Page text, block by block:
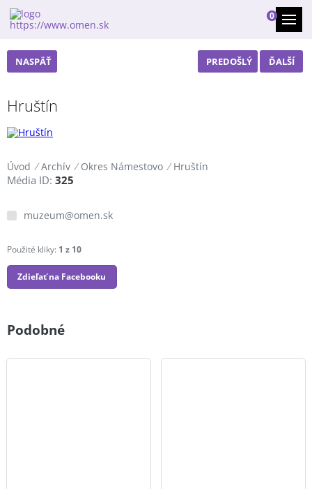
0
NASPÄŤ PREDOŠLÝ ĎALŠÍ
Hruštín
Úvod / Archív / Okres Námestovo / Hruštín
Média ID: 325
muzeum@omen.sk
Použité kliky: 1 z 10
Zdieľať na Facebooku
Podobné